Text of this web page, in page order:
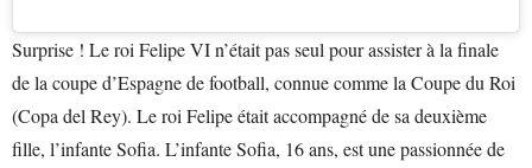
Surprise ! Le roi Felipe VI n’était pas seul pour assister à la finale
de la coupe d’Espagne de football, connue comme la Coupe du Roi
(Copa del Rey). Le roi Felipe était accompagné de sa deuxième
fille, l’infante Sofia. L’infante Sofia, 16 ans, est une passionnée de